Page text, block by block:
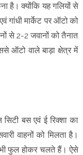
है। क्योंकि यह गलियों से
गांधी मार्केट पर ऑटो को
से 2-2 जवानों को तैनात
ऑटो वाले बाड़ा क्षेत्र में
बस एवं ई रिक्शा का
वाहनों को मिलता है।
भी फुल होकर चलते हैं। ऐसे